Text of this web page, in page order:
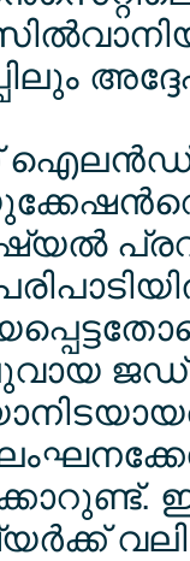
ഐലന്‍ഡ്